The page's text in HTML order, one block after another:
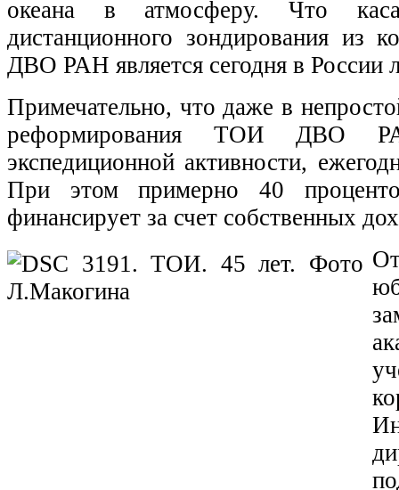
океана в атмосферу. Что
дистанционного зондирования
ДВО РАН является сегодня в России
Примечательно, что даже в
реформирования ТОИ ДВО
экспедиционной активности,
При этом примерно 40
финансирует за счет собственных